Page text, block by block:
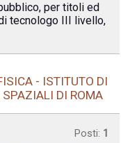
per titoli ed
tecnologo III livello,
- ISTITUTO DI
DI ROMA
Posti: 1